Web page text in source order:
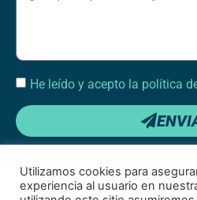
He leído y acepto la política
Utilizamos cookies para
experiencia al usuario en